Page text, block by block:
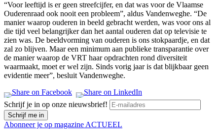
“Voor leeftijd is er geen streefcijfer, en dat was voor de Vlaamse
Ouderenraad ook nooit een probleem”, aldus Vandenweghe. “De
manier waarop ouderen in beeld gebracht werden, was voor ons al
die tijd veel belangrijker dan het aantal ouderen dat op televisie te
zien was. De beeldvorming van ouderen is ons stokpaardje, en dat
zal zo blijven. Maar een minimum aan publieke transparantie over
de manier waarop de VRT haar opdrachten rond diversiteit
waarmaakt, moet er wel zijn. Sinds vorig jaar is dat blijkbaar geen
evidentie meer”, besluit Vandenweghe.
Schrijf je in op onze nieuwsbrief!
Abonneer je op magazine ACTUEEL